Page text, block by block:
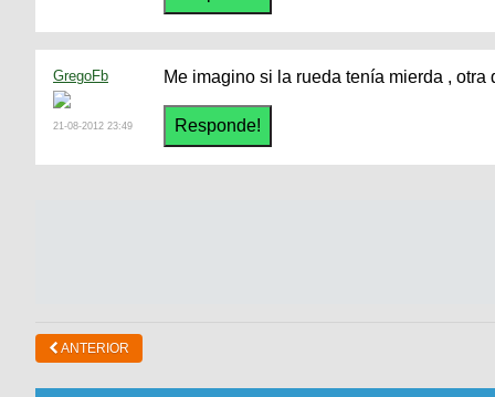
GregoFb
21-08-2012 23:49
Me imagino si la rueda tenía mierda ,
ANTERIOR